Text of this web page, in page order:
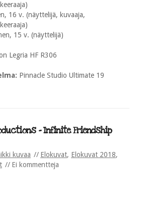
16 v. (näyttelijä, kuvaaja,
15 v. (näyttelijä)
Legria HF R306
Pinnacle Studio Ultimate 19
– Infinite Friendship
kuvaa Elokuvat, Elokuvat 2018,
Ei kommentteja